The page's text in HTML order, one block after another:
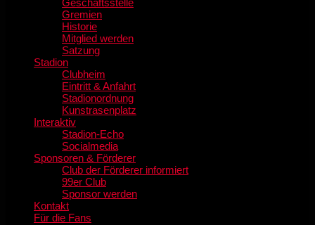
Geschäftsstelle
Gremien
Historie
Mitglied werden
Satzung
Stadion
Clubheim
Eintritt & Anfahrt
Stadionordnung
Kunstrasenplatz
Interaktiv
Stadion-Echo
Socialmedia
Sponsoren & Förderer
Club der Förderer informiert
99er Club
Sponsor werden
Kontakt
Für die Fans